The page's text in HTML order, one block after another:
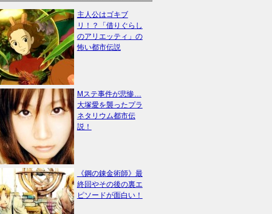
主人公はゴキブ
リ！？「借りぐらし
のアリエッティ」の
怖い都市伝説
Mステ事件が悲惨…
大塚愛を襲ったプラ
ネタリウム都市伝
説！
《鋼の錬金術師》最
終回やその後の裏エ
ピソードが面白い！